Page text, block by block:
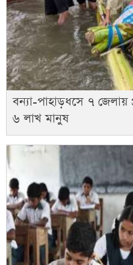
বন্যা-পাহাড়ধসে ৭ জেলায়
৬ লাখ মানুষ